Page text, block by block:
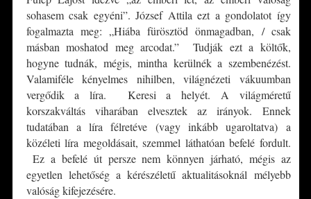
sohasem csak egyéni”. József Attila ezt a gondolatot így
fogalmazta meg: „Hiába fürösztöd önmagadban, / csak
másban moshatod meg arcodat.” Tudják ezt a költők,
hogyne tudnák, mégis, mintha kerülnék a szembenézést.
Valamiféle kényelmes nihilben, világnézeti vákuumban
vergődik a líra. Keresi a helyét. A világméretű
korszakváltás viharában elvesztek az irányok. Ennek
tudatában a líra félretéve (vagy inkább ugaroltatva) a
közéleti líra megoldásait, szemmel láthatóan befelé fordult.
Ez a befelé út persze nem könnyen járható, mégis az
egyetlen lehetőség a kérészéletű aktualitásoknál mélyebb
valóság kifejezésére.